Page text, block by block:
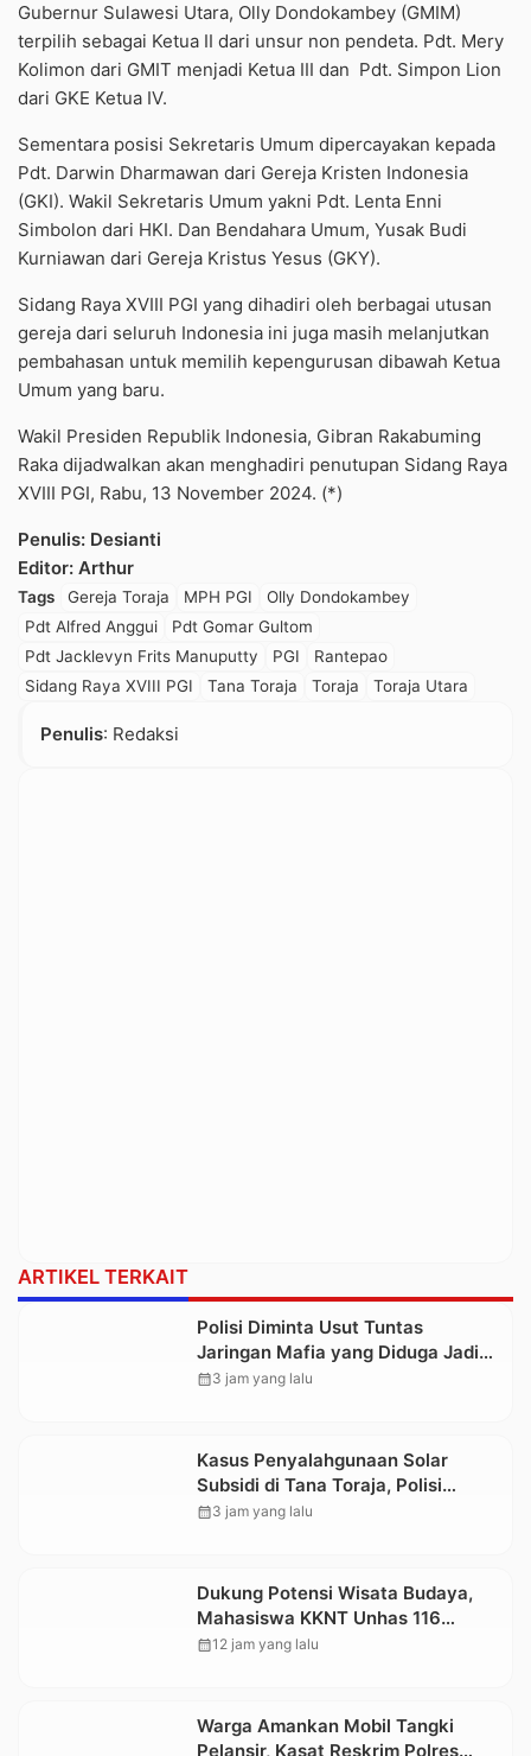
Gubernur Sulawesi Utara, Olly Dondokambey (GMIM)
terpilih sebagai Ketua II dari unsur non pendeta. Pdt. Mery
Kolimon dari GMIT menjadi Ketua III dan Pdt. Simpon Lion
dari GKE Ketua IV.
Sementara posisi Sekretaris Umum dipercayakan kepada
Pdt. Darwin Dharmawan dari Gereja Kristen Indonesia
(GKI). Wakil Sekretaris Umum yakni Pdt. Lenta Enni
Simbolon dari HKI. Dan Bendahara Umum, Yusak Budi
Kurniawan dari Gereja Kristus Yesus (GKY).
Sidang Raya XVIII PGI yang dihadiri oleh berbagai utusan
gereja dari seluruh Indonesia ini juga masih melanjutkan
pembahasan untuk memilih kepengurusan dibawah Ketua
Umum yang baru.
Wakil Presiden Republik Indonesia, Gibran Rakabuming
Raka dijadwalkan akan menghadiri penutupan Sidang Raya
XVIII PGI, Rabu, 13 November 2024. (*)
Penulis: Desianti
Editor: Arthur
Tags Gereja Toraja MPH PGI
Olly Dondokambey
Pdt Alfred Anggui
Pdt Gomar Gultom
Pdt Jacklevyn Frits Manuputty
PGI
Rantepao
Sidang Raya XVIII PGI
Tana Toraja Toraja Toraja Utara
Penulis: Redaksi
ARTIKEL TERKAIT
Polisi Diminta Usut Tuntas
Jaringan Mafia yang Diduga Jadi
Penyebab Kelangkaan BBM di
calendar_month3 jam yang lalu
Kasus Penyalahgunaan Solar
Subsidi di Tana Toraja, Polisi
Tetapkan Tiga Tersangka Baru
calendar_month3 jam yang lalu
Dukung Potensi Wisata Budaya,
Mahasiswa KKNT Unhas 116
Kelurahan Nonongan Utara Pasang
calendar_month12 jam yang lalu
Warga Amankan Mobil Tangki
Pelansir, Kasat Reskrim Polres